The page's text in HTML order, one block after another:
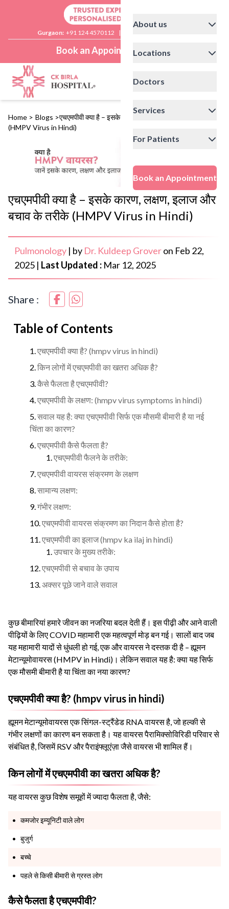
Gurgaon: +91 124 4570112 |
Book an Appointment
About us
Locations
Doctors
Services
For Patients
Book an Appointment
Home > Blogs >एचएमपीवी क्या है – इसके कारण, लक्षण, इलाज और बचाव के तरीके
(HMPV Virus in Hindi)
एचएमपीवी क्या है – इसके कारण, लक्षण, इलाज और
बचाव के तरीके (HMPV Virus in Hindi)
Pulmonology | by Dr. Kuldeep Groveron Feb 22,
2025 | Last Updated : Mar 12, 2025
Share :
Table of Contents
एचएमपीवी क्या है? (hmpv virus in hindi)
किन लोगों में एचएमपीवी का खतरा अधिक है?
कैसे फैलता है एचएमपीवी?
एचएमपीवी के लक्षण: (hmpv virus symptoms in hindi)
सवाल यह है: क्या एचएमपीवी सिर्फ एक मौसमी बीमारी है या नई
चिंता का कारण?
एचएमपीवी कैसे फैलता है?
एचएमपीवी फैलने के तरीके:
एचएमपीवी वायरस संक्रमण के लक्षण
सामान्य लक्षण:
गंभीर लक्षण:
एचएमपीवी वायरस संक्रमण का निदान कैसे होता है?
एचएमपीवी का इलाज (hmpv ka ilaj in hindi)
उपचार के मुख्य तरीके:
एचएमपीवी से बचाव के उपाय
अक्सर पूछे जाने वाले सवाल
कुछ बीमारियां हमारे जीवन का नजरिया बदल देती हैं। इस पीढ़ी और आने वाली
पीढ़ियों के लिए COVID महामारी एक महत्वपूर्ण मोड़ बन गई। सालों बाद जब
यह महामारी यादों से धुंधली हो गई, एक और वायरस ने दस्तक दी है – ह्यूमन
मेटान्यूमोवायरस (HMPV in Hindi)। लेकिन सवाल यह है: क्या यह सिर्फ
एक मौसमी बीमारी है या चिंता का नया कारण?
एचएमपीवी क्या है? (hmpv virus in hindi)
ह्यूमन मेटान्यूमोवायरस एक सिंगल-स्ट्रैंडेड RNA वायरस है, जो हल्की से
गंभीर लक्षणों का कारण बन सकता है। यह वायरस पैरामिक्सोविरिडी परिवार से
संबंधित है, जिसमें RSV और पैराइंफ्लूएंज़ा जैसे वायरस भी शामिल हैं।
किन लोगों में एचएमपीवी का खतरा अधिक है?
यह वायरस कुछ विशेष समूहों में ज्यादा फैलता है, जैसे:
कमजोर इम्यूनिटी वाले लोग
बुजुर्ग
बच्चे
पहले से किसी बीमारी से ग्रस्त लोग
कैसे फैलता है एचएमपीवी?